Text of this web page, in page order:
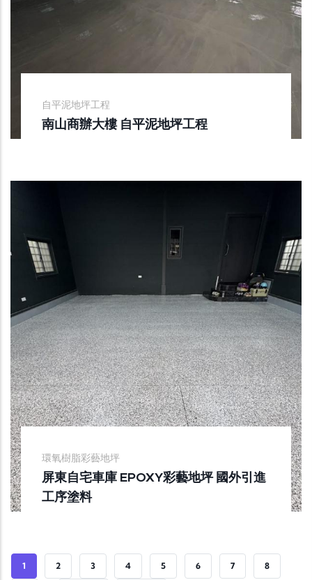
自平泥地坪工程
南山商辦大樓 自平泥地坪工程
環氧樹脂彩藝地坪
屏東自宅車庫 EPOXY彩藝地坪 國外引進
工序塗料
CURRENT PAGE
1 PAGE
2 PAGE
3 PAGE
4 PAGE
5 PAGE
6 PAGE
7 PAGE
8